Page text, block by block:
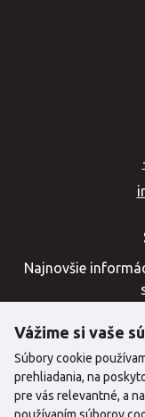
Najnovšie
Vážime si vaše
Súbory cookie
prehliadania, na
pre vás relevantné, a